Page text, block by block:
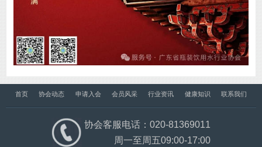
首页 协会动态 申请入会 会员风采 行业资讯 健康知识 联系我们
协会客服电话：020-81369011
周一至周五09:00-17:00